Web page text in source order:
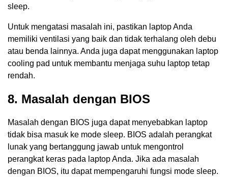
sleep.
Untuk mengatasi masalah ini, pastikan laptop Anda
memiliki ventilasi yang baik dan tidak terhalang oleh debu
atau benda lainnya. Anda juga dapat menggunakan laptop
cooling pad untuk membantu menjaga suhu laptop tetap
rendah.
8. Masalah dengan BIOS
Masalah dengan BIOS juga dapat menyebabkan laptop
tidak bisa masuk ke mode sleep. BIOS adalah perangkat
lunak yang bertanggung jawab untuk mengontrol
perangkat keras pada laptop Anda. Jika ada masalah
dengan BIOS, itu dapat mempengaruhi fungsi mode sleep.